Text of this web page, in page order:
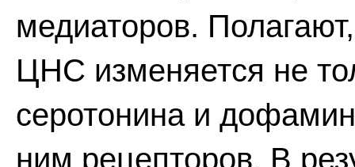
медиаторов.
ЦНС изменяется не
серотонина и
ним рецепторов. В